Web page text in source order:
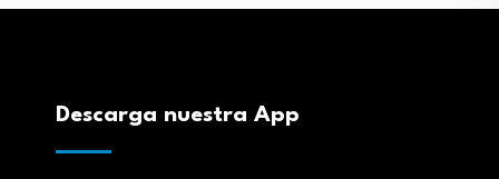
Descarga nuestra App